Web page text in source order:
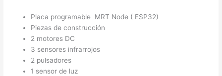
Placa programable MRT Node ( ESP32)
Piezas de construcción
2 motores DC
3 sensores infrarrojos
2 pulsadores
1 sensor de luz